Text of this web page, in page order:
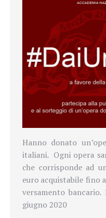
Hanno donato
italiani. Ogni opera
che corrisponde ad
euro acquistabile fino
versamento
giugno 2020